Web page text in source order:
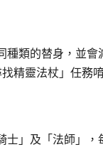
種類的替身，並
精靈法杖」任務唷
」及「法師」